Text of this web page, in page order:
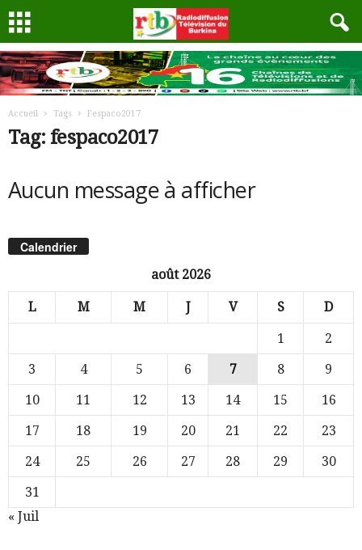
Accueil Tags Fespaco2017
Tag: fespaco2017
Aucun message à afficher
Calendrier
août 2026
L M M J V S D
1
2
3
4 5 6 7 8
9
10
11 12 13 14 15
16
17
18 19 20 21 22
23
24
25 26 27 28 29
30
31
« Juil